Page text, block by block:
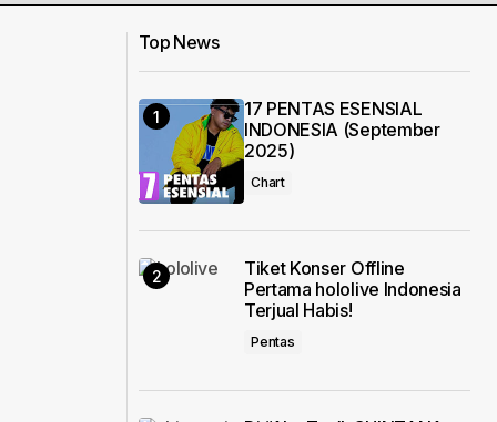
Top News
17 PENTAS ESENSIAL
INDONESIA (September
2025)
Chart
Tiket Konser Offline
Pertama hololive Indonesia
Terjual Habis!
Pentas